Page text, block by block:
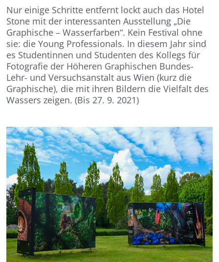
Nur einige Schritte entfernt lockt auch das Hotel
Stone mit der interessanten Ausstellung „Die
Graphische – Wasserfarben“. Kein Festival ohne
sie: die Young Professionals. In diesem Jahr sind
es Studentinnen und Studenten des Kollegs für
Fotografie der Höheren Graphischen Bundes-
Lehr- und Versuchsanstalt aus Wien (kurz die
Graphische), die mit ihren Bildern die Vielfalt des
Wassers zeigen. (Bis 27. 9. 2021)